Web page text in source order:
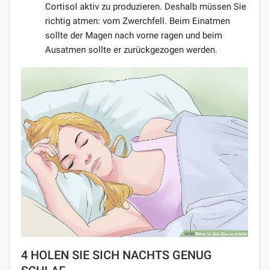
Cortisol aktiv zu produzieren. Deshalb müssen Sie
richtig atmen: vom Zwerchfell. Beim Einatmen
sollte der Magen nach vorne ragen und beim
Ausatmen sollte er zurückgezogen werden.
4 HOLEN SIE SICH NACHTS GENUG